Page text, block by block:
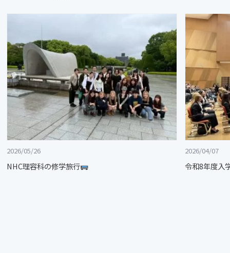
2026/05/26
NHC理容科の修学旅行
2026/04/07
令和8年度入